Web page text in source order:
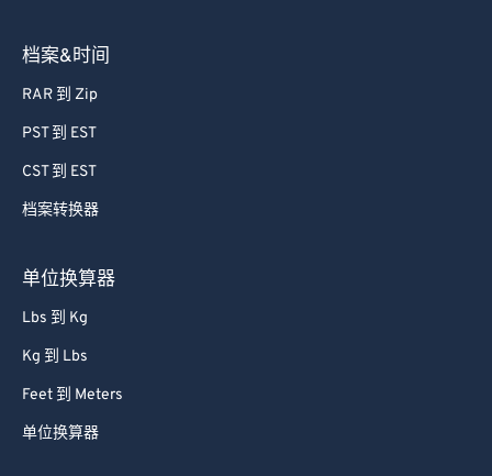
档案&时间
RAR 到 Zip
PST 到 EST
CST 到 EST
档案转换器
单位换算器
Lbs 到 Kg
Kg 到 Lbs
Feet 到 Meters
单位换算器